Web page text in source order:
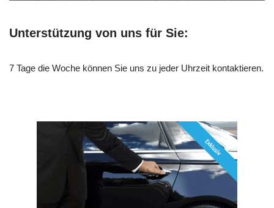
Unterstützung von uns für Sie:
7 Tage die Woche können Sie uns zu jeder Uhrzeit kontaktieren.